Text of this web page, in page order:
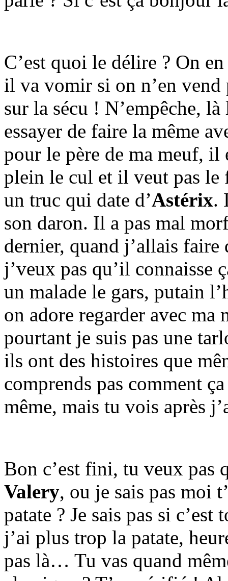
C’est quoi le délire ? On
il va vomir si on n’en
sur la sécu ! N’empêche,
essayer de faire la même
pour le père de ma meuf, il
plein le cul et il veut pas le
un truc qui date d’Astérix.
son daron. Il a pas mal
dernier, quand j’allais
j’veux pas qu’il connaisse
un malade le gars, putain
on adore regarder avec ma
pourtant je suis pas une
ils ont des histoires que
comprends pas comment
même, mais tu vois après
Bon c’est fini, tu veux pas
Valery, ou je sais pas moi
patate ? Je sais pas si
j’ai plus trop la patate,
pas là… Tu vas quand